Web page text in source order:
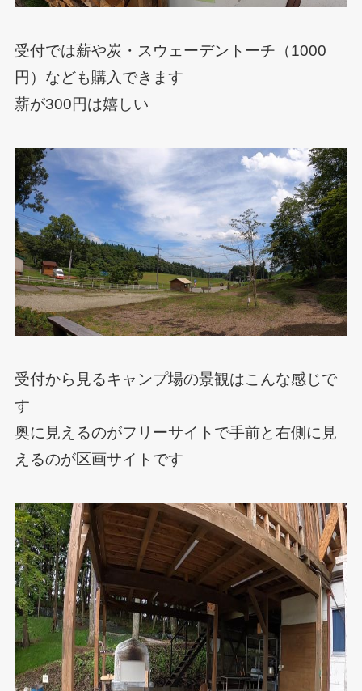
受付では薪や炭・スウェーデントーチ（1000
円）なども購入できます
薪が300円は嬉しい
受付から見るキャンプ場の景観はこんな感じで
す
奥に見えるのがフリーサイトで手前と右側に見
えるのが区画サイトです